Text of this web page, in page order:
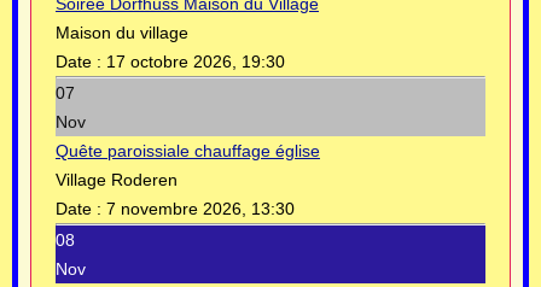
Maison du village
Date : 17 octobre 2026, 19:30
07
Nov
Quête paroissiale chauffage église
Village Roderen
Date : 7 novembre 2026, 13:30
08
Nov